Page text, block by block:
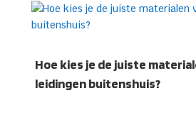
Hoe kies je de juiste
leidingen buitenshuis?